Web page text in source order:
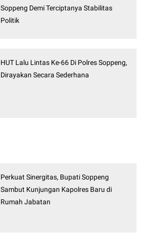
Soppeng Demi Terciptanya Stabilitas
Politik
HUT Lalu Lintas Ke-66 Di Polres Soppeng,
Dirayakan Secara Sederhana
Perkuat Sinergitas, Bupati Soppeng
Sambut Kunjungan Kapolres Baru di
Rumah Jabatan